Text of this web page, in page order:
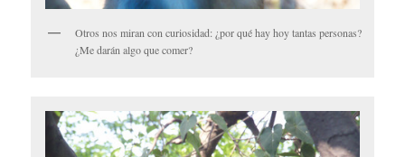
Otros nos miran con curiosidad: ¿por qué hay hoy tantas personas?
¿Me darán algo que comer?